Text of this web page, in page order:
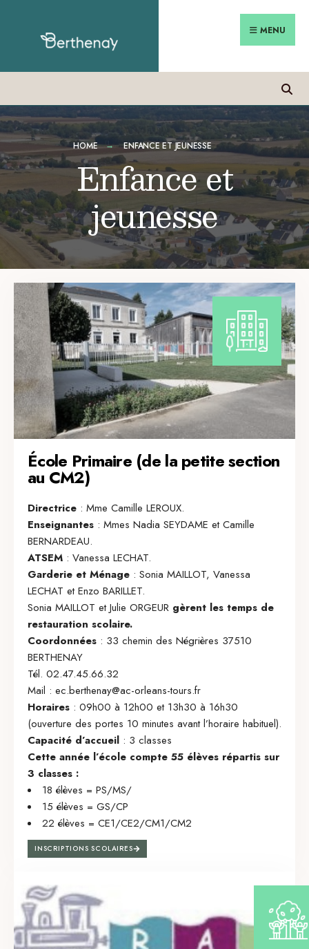
MENU
HOME ENFANCE ET JEUNESSE
Enfance et
jeunesse
École Primaire (de la petite section
au CM2)
Directrice : Mme Camille LEROUX.
Enseignantes : Mmes Nadia SEYDAME et Camille
BERNARDEAU.
ATSEM : Vanessa LECHAT.
Garderie et Ménage : Sonia MAILLOT, Vanessa
LECHAT et Enzo BARILLET.
Sonia MAILLOT et Julie ORGEUR gèrent les temps de
restauration scolaire.
Coordonnées : 33 chemin des Négrières 37510
BERTHENAY
Tél. 02.47.45.66.32
Mail : ec.berthenay@ac-orleans-tours.fr
Horaires : 09h00 à 12h00 et 13h30 à 16h30
(ouverture des portes 10 minutes avant l’horaire habituel).
Capacité d’accueil : 3 classes
Cette année l’école compte 55 élèves répartis sur
3 classes :
18 élèves = PS/MS/
15 élèves = GS/CP
22 élèves = CE1/CE2/CM1/CM2
INSCRIPTIONS SCOLAIRES